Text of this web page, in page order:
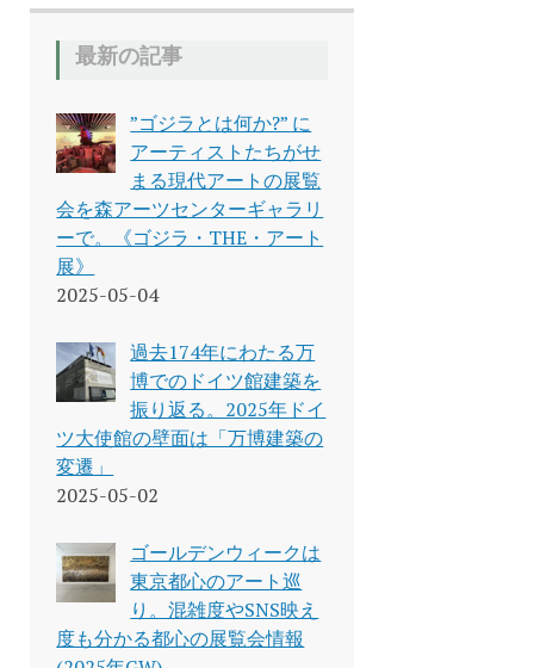
最新の記事
”ゴジラとは何か?” に
アーティストたちがせ
まる現代アートの展覧
会を森アーツセンターギャラリ
ーで。《ゴジラ・THE・アート
展》
2025-05-04
過去174年にわたる万
博でのドイツ館建築を
振り返る。2025年ドイ
ツ大使館の壁面は「万博建築の
変遷」
2025-05-02
ゴールデンウィークは
東京都心のアート巡
り。混雑度やSNS映え
度も分かる都心の展覧会情報